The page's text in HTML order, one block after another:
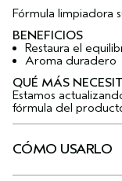
Fórmula limpiadora
BENEFICIOS
Restaura el
Aroma duradero
QUÉ MÁS
Estamos
fórmula del
CÓMO USARLO